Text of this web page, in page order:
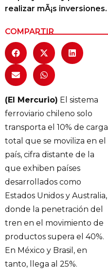
Siguenos
realizar mÃ¡s inversiones.
COMPARTIR
(El Mercurio) El sistema
ferroviario chileno solo
transporta el 10% de carga
total que se moviliza en el
país, cifra distante de la
que exhiben países
desarrollados como
Estados Unidos y Australia,
donde la penetración del
tren en el movimiento de
productos supera el 40%.
En México y Brasil, en
tanto, llega al 25%.